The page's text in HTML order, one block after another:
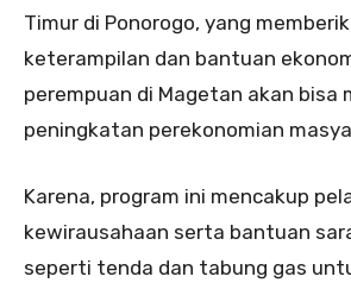
Timur di Ponorogo, yang
keterampilan dan bantuan
perempuan di Magetan akan bisa
peningkatan perekonomian
Karena, program ini mencakup
kewirausahaan serta bantuan
seperti tenda dan tabung gas